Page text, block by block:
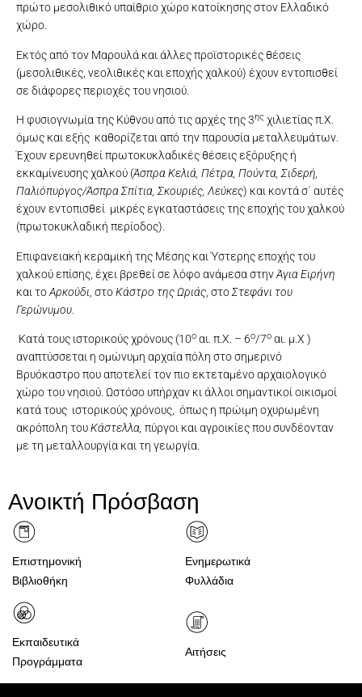
πρώτο μεσολιθικό υπαίθριο χώρο κατοίκησης στον Ελλαδικό
χώρο.
Eκτός από τον Μαρουλά και άλλες προϊστορικές θέσεις
(μεσολιθικές, νεολιθικές και εποχής χαλκού) έχουν εντοπισθεί
σε διάφορες περιοχές του νησιού.
Η φυσιογνωμία της Κύθνου από τις αρχές της 3ης χιλιετίας π.Χ.
όμως και εξής καθορίζεται από την παρουσία μεταλλευμάτων.
Έχουν ερευνηθεί πρωτοκυκλαδικές θέσεις εξόρυξης ή
εκκαμίνευσης χαλκού (Άσπρα Κελιά, Πέτρα, Πούντα, Σιδερή,
Παλιόπυργος/Άσπρα Σπίτια, Σκουριές, Λεύκες) και κοντά σ΄ αυτές
έχουν εντοπισθεί μικρές εγκαταστάσεις της εποχής του χαλκού
(πρωτοκυκλαδική περίοδος).
Επιφανειακή κεραμική της Μέσης και Ύστερης εποχής του
χαλκού επίσης, έχει βρεθεί σε λόφο ανάμεσα στηνΆγια Ειρήνη
και τοΑρκούδι , στοΚάστρο της Ωριάς , στοΣτεφάνι του
Γερώνυμου.
Κατά τους ιστορικούς χρόνους (10o αι. π.Χ. – 6o/7o αι. μ.Χ )
αναπτύσσεται η ομώνυμη αρχαία πόλη στο σημερινό
Βρυόκαστρο που αποτελεί τον πιο εκτεταμένο αρχαιολογικό
χώρο του νησιού. Ωστόσο υπήρχαν κι άλλοι σημαντικοί οικισμοί
κατά τους ιστορικούς χρόνους, όπως η πρώιμη οχυρωμένη
ακρόπολη τουΚάστελλα, πύργοι και αγροικίες που συνδέονταν
με τη μεταλλουργία και τη γεωργία.
Ανοικτή Πρόσβαση
Επιστημονική
Βιβλιοθήκη
Ενημερωτικά
Φυλλάδια
Εκπαιδευτικά
Προγράμματα
Αιτήσεις